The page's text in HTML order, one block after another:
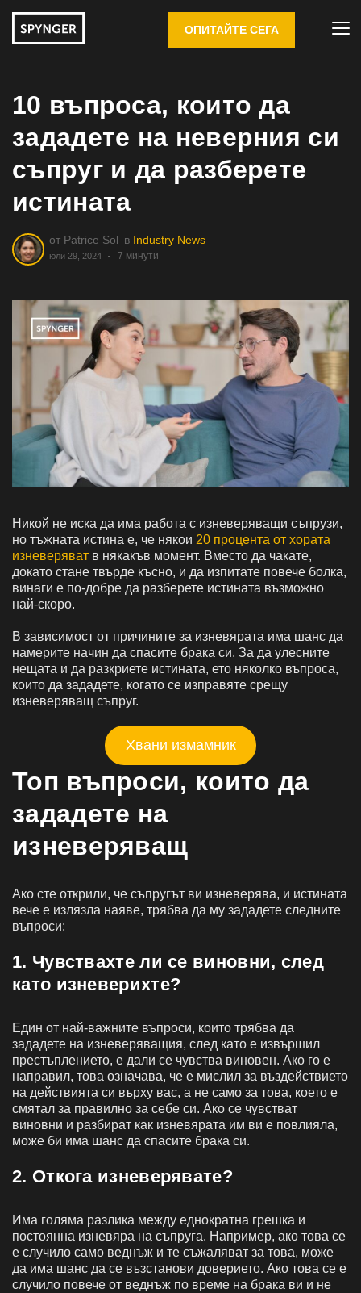
ОПИТАЙТЕ СЕГА
10 въпроса, които да
зададете на неверния си
съпруг и да разберете
истината
от Patrice Sol в Industry News
юли 29, 2024 7 минути
Никой не иска да има работа с изневеряващи съпрузи,
но тъжната истина е, че някои 20 процента от хората
изневеряват в някакъв момент. Вместо да чакате,
докато стане твърде късно, и да изпитате повече болка,
винаги е по-добре да разберете истината възможно
най-скоро.
В зависимост от причините за изневярата има шанс да
намерите начин да спасите брака си. За да улесните
нещата и да разкриете истината, ето няколко въпроса,
които да зададете, когато се изправяте срещу
изневеряващ съпруг.
Хвани измамник
Топ въпроси, които да
зададете на
изневеряващ
Ако сте открили, че съпругът ви изневерява, и истината
вече е излязла наяве, трябва да му зададете следните
въпроси:
1. Чувствахте ли се виновни, след
като изневерихте?
Един от най-важните въпроси, които трябва да
зададете на изневеряващия, след като е извършил
престъплението, е дали се чувства виновен. Ако го е
направил, това означава, че е мислил за въздействието
на действията си върху вас, а не само за това, което е
смятал за правилно за себе си. Ако се чувстват
виновни и разбират как изневярата им ви е повлияла,
може би има шанс да спасите брака си.
2. Откога изневерявате?
Има голяма разлика между еднократна грешка и
постоянна изневяра на съпруга. Например, ако това се
е случило само веднъж и те съжаляват за това, може
да има шанс да се възстанови доверието. Ако това се е
случило повече от веднъж по време на брака ви и не